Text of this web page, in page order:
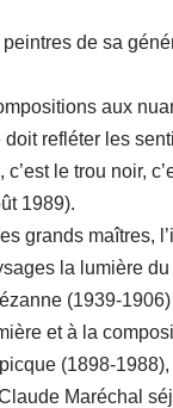
de sa
aux
refléter les
le trou noir,
1989).
grands maîtres,
la lumière
(1939-
et à la
(1898-
Maréchal